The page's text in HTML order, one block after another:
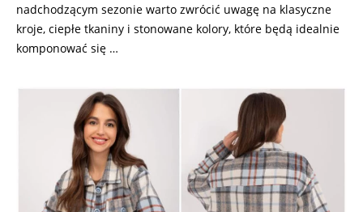
nadchodzącym sezonie warto zwrócić uwagę na klasyczne
kroje, ciepłe tkaniny i stonowane kolory, które będą idealnie
komponować się …